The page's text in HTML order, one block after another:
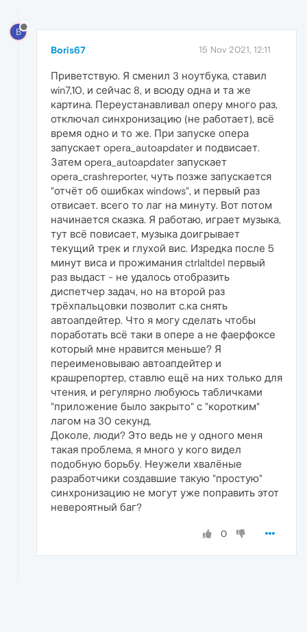
B
Boris67 15 Nov 2021, 12:11
Приветствую. Я сменил 3 ноутбука, ставил
win7,10, и сейчас 8, и всюду одна и та же
картина. Переустанавливал оперу много раз,
отключал синхронизацию (не работает), всё
время одно и то же. При запуске опера
запускает opera_autoapdater и подвисает.
Затем opera_autoapdater запускает
opera_crashreporter, чуть позже запускается
"отчёт об ошибках windows", и первый раз
отвисает. всего то лаг на минуту. Вот потом
начинается сказка. Я работаю, играет музыка,
тут всё повисает, музыка доигрывает
текущий трек и глухой вис. Изредка после 5
минут виса и прожимания ctrlaltdel первый
раз выдаст - не удалось отобразить
диспетчер задач, но на второй раз
трёхпальцовки позволит с.ка снять
автоапдейтер. Что я могу сделать чтобы
поработать всё таки в опере а не фаерфоксе
который мне нравится меньше? Я
переименовываю автоапдейтер и
крашрепортер, ставлю ещё на них только для
чтения, и регулярно любуюсь табличками
"приложение было закрыто" с "коротким"
лагом на 30 секунд.
Доколе, люди? Это ведь не у одного меня
такая проблема, я много у кого видел
подобную борьбу. Неужели хвалёные
разработчики создавшие такую "простую"
синхронизацию не могут уже поправить этот
невероятный баг?
0